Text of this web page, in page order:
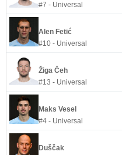
#7 - Universal
Alen Fetić
#10 - Universal
Žiga Čeh
#13 - Universal
Maks Vesel
#4 - Universal
Duščak